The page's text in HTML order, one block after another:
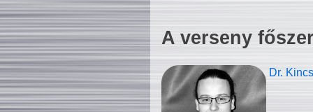
A verseny
Dr.